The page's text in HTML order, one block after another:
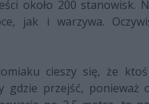
około 200 stanowisk.
jak i warzywa.
cieszy się, że
przejść, ponieważ